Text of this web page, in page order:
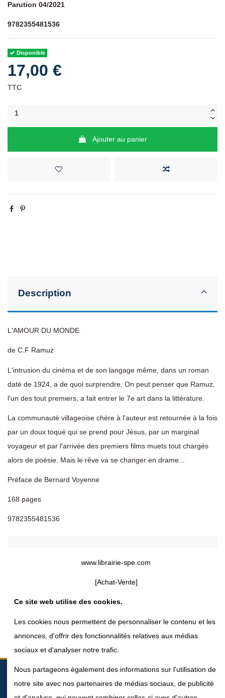
Parution 04/2021
9782355481536
Disponible
17,00 €
TTC
Ajouter au panier
Description
L'AMOUR DU MONDE
de C.F Ramuz
L'intrusion du cinéma et de son langage même, dans un roman
daté de 1924, a de quoi surprendre. On peut penser que Ramuz,
l'un des tout premiers, a fait entrer le 7e art dans la littérature.
La communauté villageoise chère à l'auteur est retournée à la fois
par un doux toqué qui se prend pour Jésus, par un marginal
voyageur et par l'arrivée des premiers films muets tout chargés
alors de poésie. Mais le rêve va se changer en drame...
Préface de Bernard Voyenne
168 pages
9782355481536
À propos
www.librairie-spe.com
[Achat-Vente]
Ce site web utilise des cookies.
Les cookies nous permettent de personnaliser le contenu et les
annonces, d'offrir des fonctionnalités relatives aux médias
sociaux et d'analyser notre trafic.
Nous partageons également des informations sur l'utilisation de
notre site avec nos partenaires de médias sociaux, de publicité